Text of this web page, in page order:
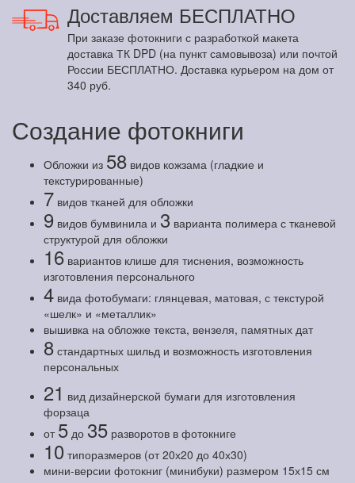
Доставляем БЕСПЛАТНО
При заказе фотокниги с разработкой макета
доставка ТК DPD (на пункт самовывоза) или почтой
России БЕСПЛАТНО. Доставка курьером на дом от
340 руб.
Создание фотокниги
Обложки из 58 видов кожзама (гладкие и
текстурированные)
7 видов тканей для обложки
9 видов бумвинила и 3 варианта полимера с тканевой
структурой для обложки
16 вариантов клише для тиснения, возможность
изготовления персонального
4 вида фотобумаги: глянцевая, матовая, с текстурой
«шелк» и «металлик»
вышивка на обложке текста, вензеля, памятных дат
8 стандартных шильд и возможность изготовления
персональных
21 вид дизайнерской бумаги для изготовления
форзаца
от 5 до 35 разворотов в фотокниге
10 типоразмеров (от 20х20 до 40х30)
мини-версии фотокниг (минибуки) размером 15х15 см